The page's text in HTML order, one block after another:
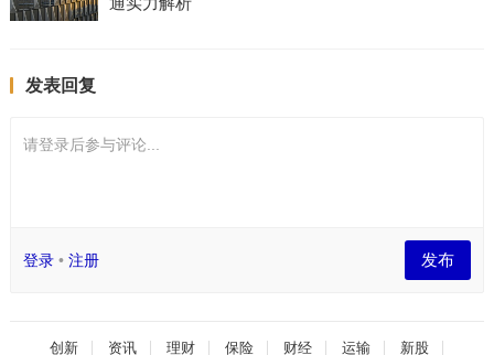
发表回复
请登录后参与评论...
登录• 注册 发布
创新 资讯 理财 保险 财经 运输 新股